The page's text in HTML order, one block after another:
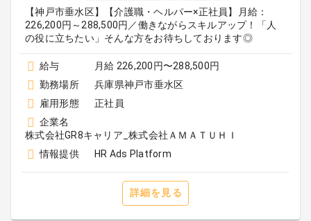
【神戸市垂水区】【介護職・ヘルパー×正社員】月給：
226,200円～288,500円／働きながらスキルアップ！「人
の役に立ちたい」そんな方をお待ちしております◎
給与
月給 226,200円〜288,500円
勤務場所
兵庫県神戸市垂水区
雇用形態
正社員
企業名
株式会社GR8キャリア_株式会社ＡＭＡＴＵＨＩ
情報提供
HR Ads Platform
詳細を見る